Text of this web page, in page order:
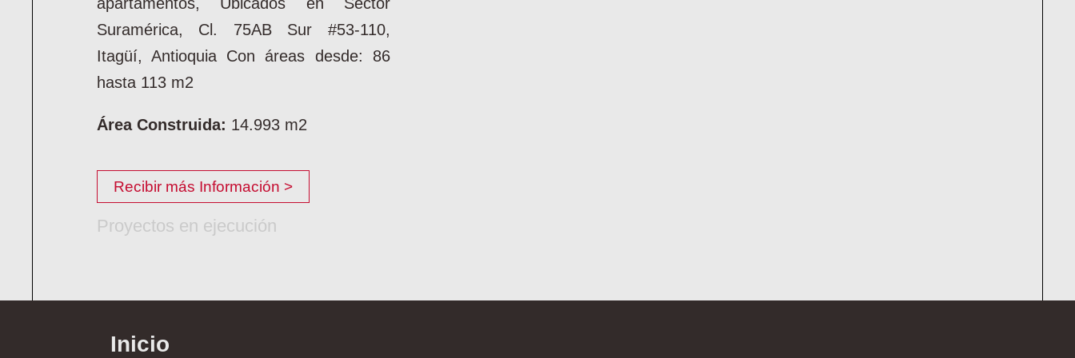
Suramérica, Cl. 75AB Sur #53-110,
Itagüí, Antioquia Con áreas desde: 86
hasta 113 m2
Área Construida: 14.993 m2
Recibir más Información >
Proyectos en ejecución
Inicio